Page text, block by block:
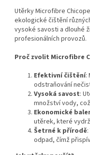
Utěrky Microfibre
ekologické čištění
vysoké savosti a dlouhé
profesionálních provozů.
Proč zvolit Microfibre
Efektivní čištění:
odstraňování
Vysoká savost:
množství vody,
Ekonomické
utěrek, které
Šetrné k přírodě
odpad, čímž